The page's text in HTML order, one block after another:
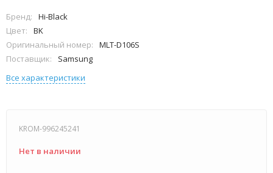
Бренд:
Hi-Black
Цвет:
BK
Оригинальный номер:
MLT-D106S
Поставщик:
Samsung
Все характеристики
KROM-996245241
Нет в наличии